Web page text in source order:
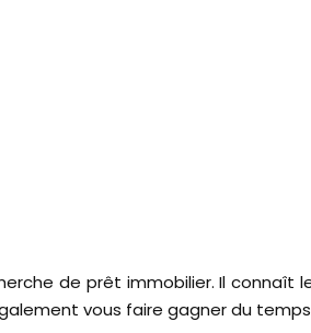
de prêt immobilier. Il
vous faire gagner du